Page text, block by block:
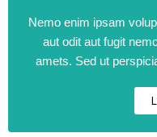
Nemo enim ipsam
aut odit aut fugit
amets. Sed ut